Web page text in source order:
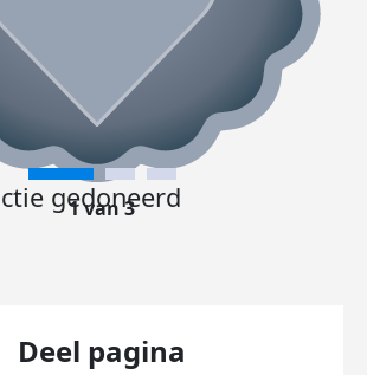
gedoneerd
1 van 3
Deel pagina